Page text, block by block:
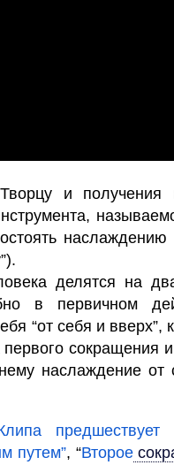
и получения
делятся на
в первичном
“от себя и вверх”,
первого сокращения
наслаждение от
предшествует
путем”, “Второе